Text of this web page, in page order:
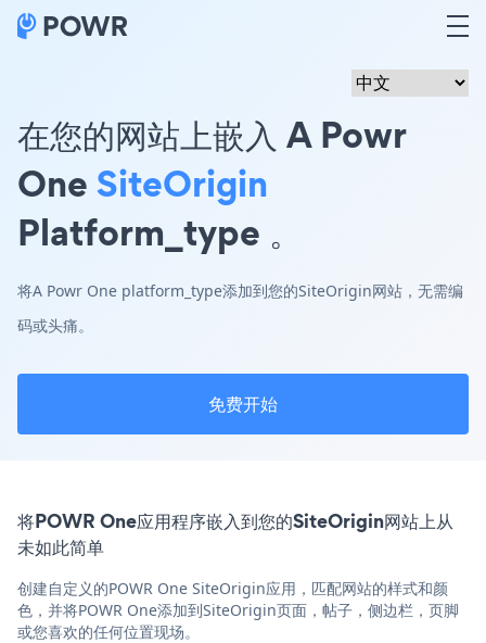
在您的网站上嵌入 A Powr
OneSiteOrigin
Platform_type 。
将A Powr One platform_type添加到您的SiteOrigin网站，无需编
码或头痛。
免费开始
将POWR One应用程序嵌入到您的SiteOrigin网站上从
未如此简单
创建自定义的POWR One SiteOrigin应用，匹配网站的样式和颜
色，并将POWR One添加到SiteOrigin页面，帖子，侧边栏，页脚
或您喜欢的任何位置现场。